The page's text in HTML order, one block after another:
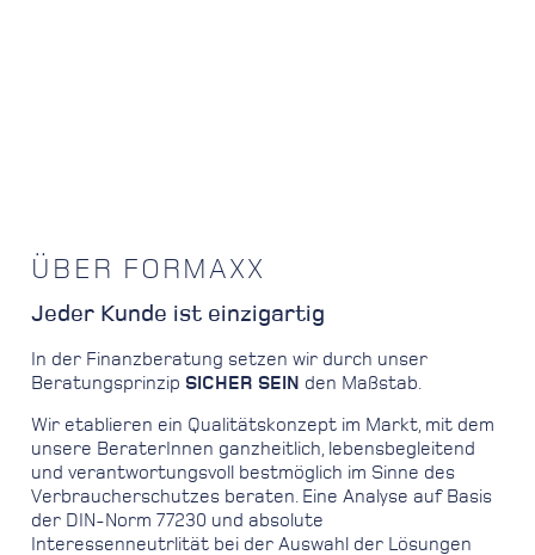
ÜBER FORMAXX
Jeder Kunde ist einzigartig
In der Finanzberatung setzen wir durch unser
Beratungsprinzip SICHER SEIN den Maßstab.
Wir etablieren ein Qualitätskonzept im Markt, mit dem
unsere BeraterInnen ganzheitlich, lebensbegleitend
und verantwortungsvoll bestmöglich im Sinne des
Verbraucherschutzes beraten. Eine Analyse auf Basis
der DIN-Norm 77230 und absolute
Interessenneutrlität bei der Auswahl der Lösungen